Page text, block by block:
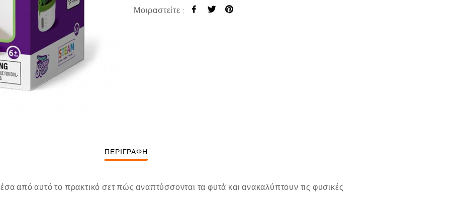
Μοιραστείτε :
ΠΕΡΙΓΡΑΦΉ
από αυτό το πρακτικό σετ πώς αναπτύσσονται τα φυτά και ανακαλύπτουν τις φυσικές